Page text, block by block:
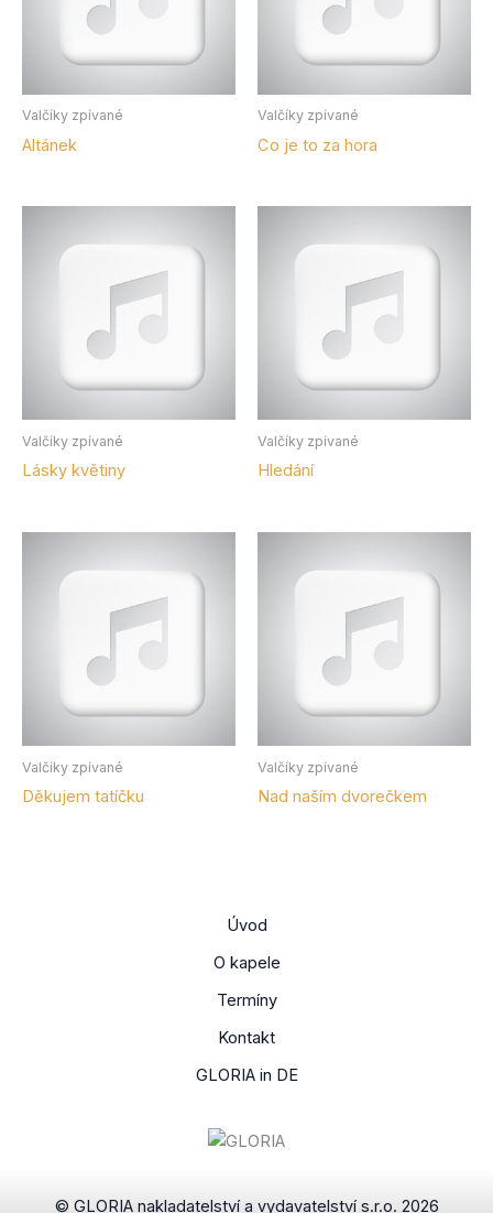
Valčíky zpívané
Altánek
Valčíky zpívané
Co je to za hora
Valčíky zpívané
Lásky květiny
Valčíky zpívané
Hledání
Valčíky zpívané
Děkujem tatíčku
Valčíky zpívané
Nad naším dvorečkem
Úvod
O kapele
Termíny
Kontakt
GLORIA in DE
© GLORIA nakladatelství a vydavatelství s.r.o. 2026